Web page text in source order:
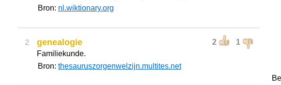
Bron: nl.wiktionary.org
2 2 1
genealogie
Familiekunde.
Bron: thesauruszorgenwelzijn.multites.net